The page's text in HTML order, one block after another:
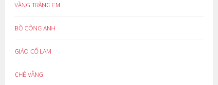
VẦNG TRĂNG EM
BỒ CÔNG ANH
GIẢO CỔ LAM
CHÈ VẰNG